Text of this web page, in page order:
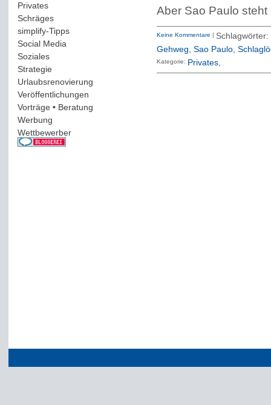
Privates(193)
Schräges(161)
simplify-Tipps(123)
Social Media
Soziales(37)
Strategie(220)
Urlaubsrenovierung
Veröffentlichungen
Vorträge • Beratung
Werbung
Wettbewerber(61)
Aber Sao Paulo
Keine Kommentare |
Gehweg, Sao Paulo,
Kategorie: Privates